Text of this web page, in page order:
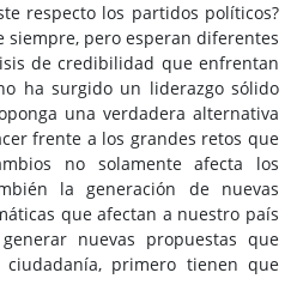
respecto los partidos políticos?
siempre, pero esperan diferentes
de credibilidad que enfrentan
ha surgido un liderazgo sólido
una verdadera alternativa
frente a los grandes retos que
no solamente afecta los
la generación de nuevas
que afectan a nuestro país
nuevas propuestas que
primero tienen que